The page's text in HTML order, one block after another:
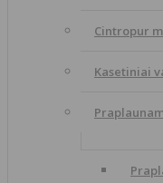
Cintropur
Kasetiniai